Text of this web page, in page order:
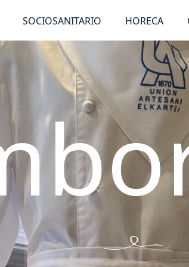
SOCIOSANITARIO HORECA